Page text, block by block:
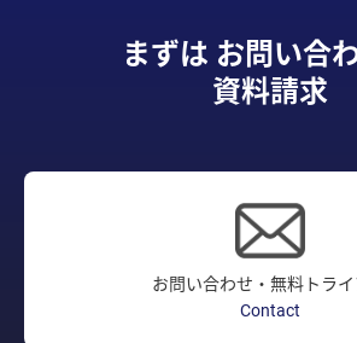
まずは お問い合
資料請求
お問い合わせ・無料トラ
Contact